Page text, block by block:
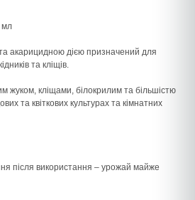
мл
акарицидною дією призначений для
та кліщів.
жуком, кліщами, білокрилим та більшістю
та квіткових культурах та кімнатних
після використання – урожай майже